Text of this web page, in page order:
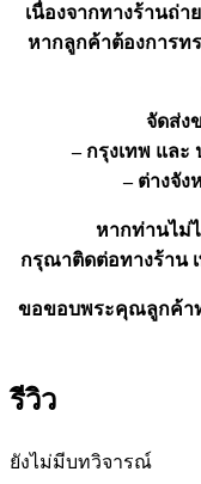
เนื่องจากทางร้านถ่า
หากลูกค้าต้องการท
จัดส่ง
– กรุงเทพ และ
– ต่างจัง
หากท่านไม่
กรุณาติดต่อทางร้าน
ขอขอบพระคุณลูกค้า
รีวิว
ยังไม่มีบทวิจารณ์